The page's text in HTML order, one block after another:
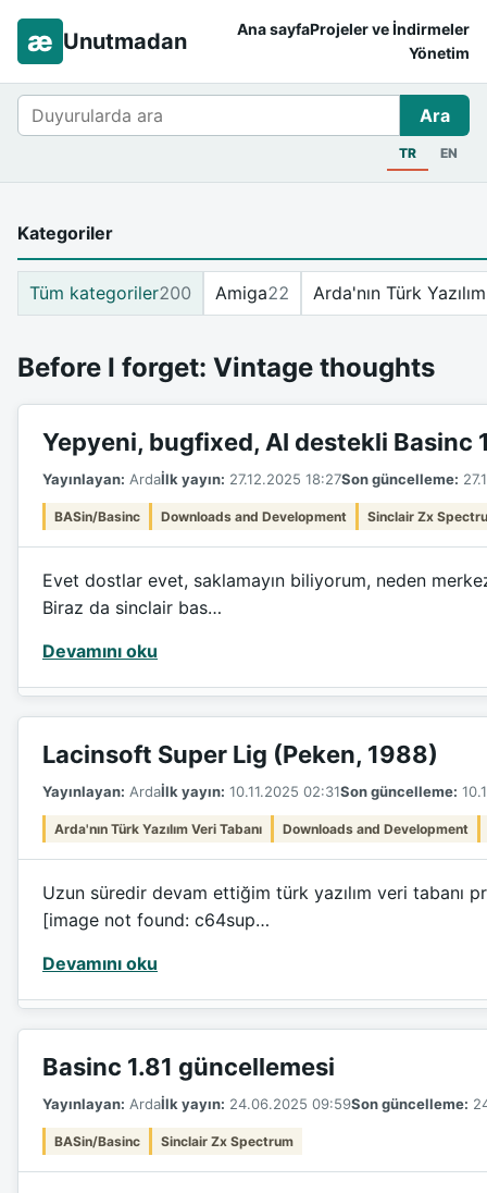
æ Unutmadan Ana sayfaProjeler ve İndirmeler
Yönetim
Ara Ara
TR EN
Before I forget: Vintage thoughts
Yepyeni, bugfixed, AI destekli Basinc
Yayınlayan: Ardaİlk yayın: 27.12.2025 18:27Son güncelleme:
BASin/Basinc Downloads and Development Sinclair Zx
Evet dostlar evet, saklamayın biliyorum, neden
Biraz da sinclair bas…
Devamını oku
Lacinsoft Super Lig (Peken, 1988)
Yayınlayan: Ardaİlk yayın: 10.11.2025 02:31Son güncelleme:
Arda'nın Türk Yazılım Veri Tabanı Downloads and Development
Uzun süredir devam ettiğim türk yazılım veri tabanı
[image not found: c64sup…
Devamını oku
Basinc 1.81 güncellemesi
Yayınlayan: Ardaİlk yayın: 24.06.2025 09:59Son güncelleme:
BASin/Basinc Sinclair Zx Spectrum
Kategoriler
Tüm kategoriler200 Amiga22 Arda'nın Türk